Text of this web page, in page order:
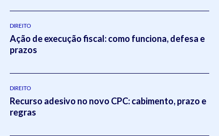
DIREITO
Ação de execução fiscal: como funciona, defesa e
prazos
DIREITO
Recurso adesivo no novo CPC: cabimento, prazo e
regras